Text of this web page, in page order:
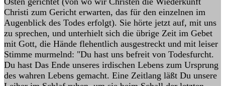
Christi zum Gericht erwarten, das für den einzelnen im
Augenblick des Todes erfolgt). Sie hörte jetzt auf, mit uns
zu sprechen, und unterhielt sich die übrige Zeit im Gebet
mit Gott, die Hände flehentlich ausgestreckt und mit leiser
Stimme murmelnd: "Du hast uns befreit von Todesfurcht.
Du hast Das Ende unseres irdischen Lebens zum Ursprung
des wahren Lebens gemacht. Eine Zeitlang läßt Du unsere